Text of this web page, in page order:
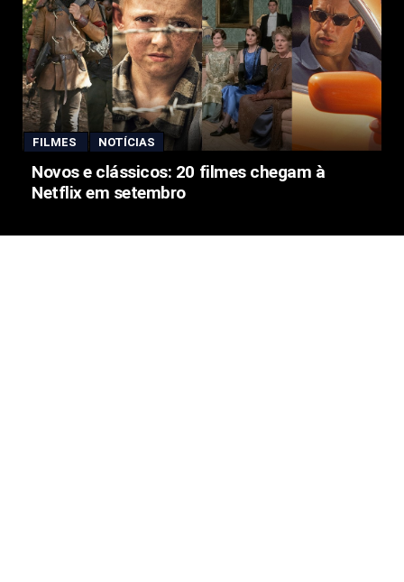
FILMES NOTÍCIAS
Novos e clássicos: 20 filmes chegam à
Netflix em setembro